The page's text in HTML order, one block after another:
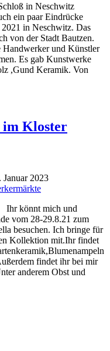
in Neschwitz
ein paar Eindrücke
2021 in Neschwitz. Das
von der Stadt Bautzen.
und Künstler
Es gab Kunstwerke
,Gund Keramik. Von
Kloster
Januar 2023
Ihr könnt mich und
vom 28-29.8.21 zum
besuchen. Ich bringe für
Kollektion mit.Ihr findet
findet ihr bei mir
anderem Obst und